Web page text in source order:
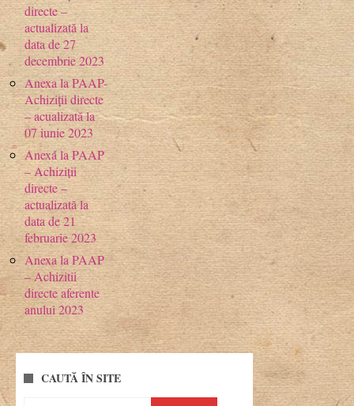
directe –
actualizată la
data de 27
decembrie 2023
Anexa la PAAP-
Achiziții directe
– acualizată la
07 iunie 2023
Anexa la PAAP
– Achiziții
directe –
actualizată la
data de 21
februarie 2023
Anexa la PAAP
– Achizitii
directe aferente
anului 2023
CAUTĂ ÎN SITE